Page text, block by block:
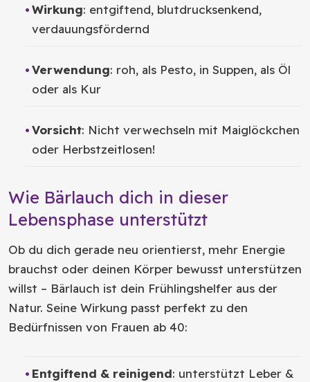
Wirkung: entgiftend, blutdrucksenkend,
verdauungsfördernd
Verwendung: roh, als Pesto, in Suppen, als Öl
oder als Kur
Vorsicht: Nicht verwechseln mit Maiglöckchen
oder Herbstzeitlosen!
Wie Bärlauch dich in dieser
Lebensphase unterstützt
Ob du dich gerade neu orientierst, mehr Energie
brauchst oder deinen Körper bewusst unterstützen
willst – Bärlauch ist dein Frühlingshelfer aus der
Natur. Seine Wirkung passt perfekt zu den
Bedürfnissen von Frauen ab 40:
Entgiftend & reinigend: unterstützt Leber &